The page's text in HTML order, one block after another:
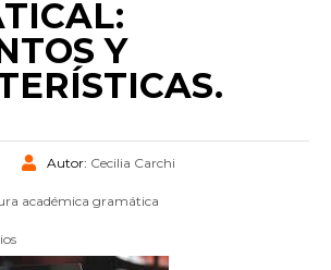
Y
Autor: Cecilia Carchi
académica gramática